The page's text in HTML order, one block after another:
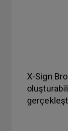
X-Sign